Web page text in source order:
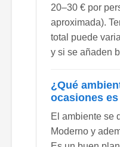
20–30 € por
aproximada).
total puede
y si se añaden
¿Qué
ocasiones
El ambiente se
Moderno y